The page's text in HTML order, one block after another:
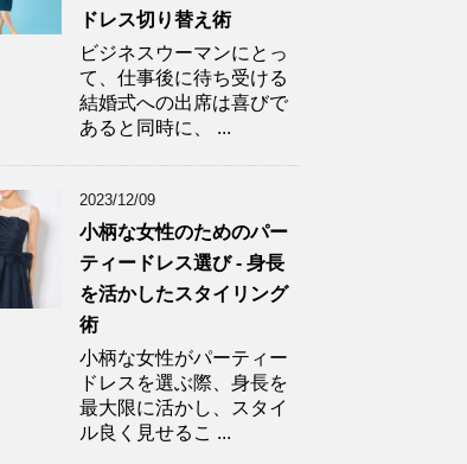
ドレス切り替え術
ビジネスウーマンにとっ
て、仕事後に待ち受ける
結婚式への出席は喜びで
あると同時に、 ...
2023/12/09
小柄な女性のためのパー
ティードレス選び - 身長
を活かしたスタイリング
術
小柄な女性がパーティー
ドレスを選ぶ際、身長を
最大限に活かし、スタイ
ル良く見せるこ ...